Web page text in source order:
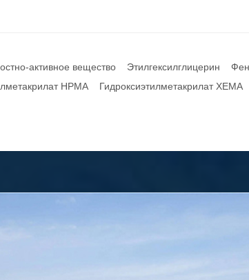
активное вещество Этилгексилглицерин
HPMA Гидроксиэтилметакрилат ХЕМА